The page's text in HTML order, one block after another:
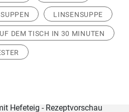
LINSENSUPPE
DEM TISCH IN 30 MINUTEN